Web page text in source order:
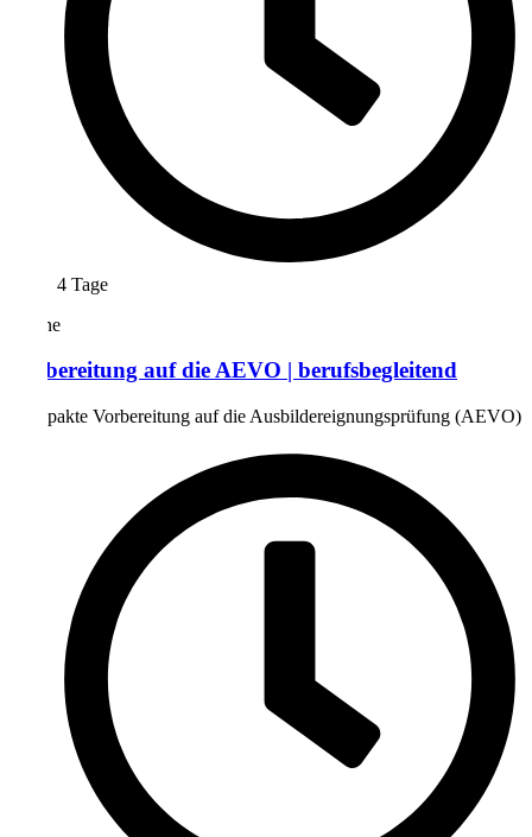
4 Tage
Online
Vorbereitung auf die AEVO | berufsbegleitend
Kompakte Vorbereitung auf die Ausbildereignungsprüfung (AEVO)